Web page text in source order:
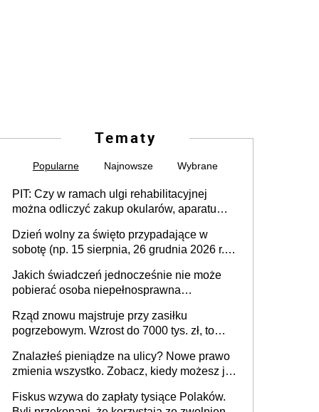
Tematy
Popularne Najnowsze Wybrane
PIT: Czy w ramach ulgi rehabilitacyjnej
można odliczyć zakup okularów, aparatu
Dzień wolny za święto przypadające w
sobotę (np. 15 sierpnia, 26 grudnia 2026 r.) –
pracodawcy (sektor prywatny i administracja
publiczna), najczęstsze pytania
Jakich świadczeń jednocześnie nie może
pobierać osoba niepełnosprawna
Rząd znowu majstruje przy zasiłku
pogrzebowym. Wzrost do 7000 tys. zł, to
Znalazłeś pieniądze na ulicy? Nowe prawo
zmienia wszystko. Zobacz, kiedy możesz je
Fiskus wzywa do zapłaty tysiące Polaków.